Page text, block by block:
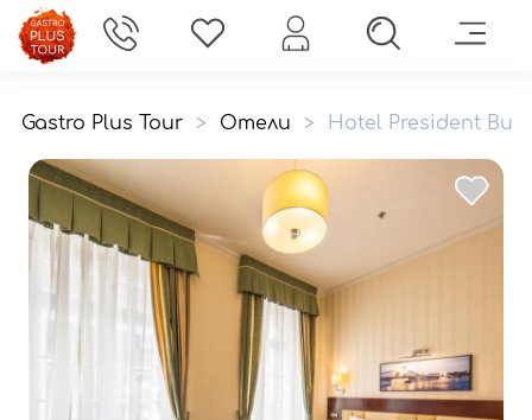
Gastro Plus Tour > Отели > Hotel President